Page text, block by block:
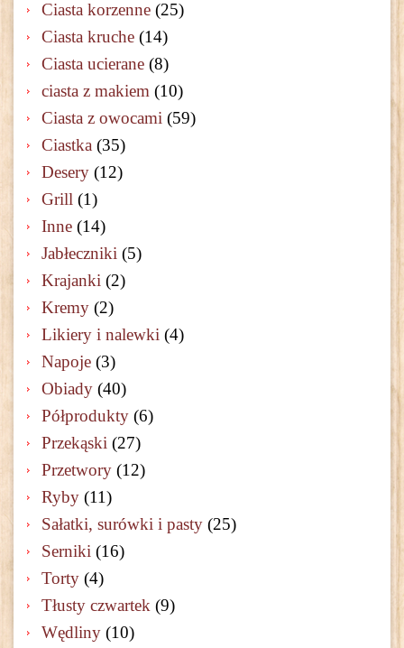
Ciasta korzenne (25)
Ciasta kruche (14)
Ciasta ucierane (8)
ciasta z makiem (10)
Ciasta z owocami (59)
Ciastka (35)
Desery (12)
Grill (1)
Inne (14)
Jabłeczniki (5)
Krajanki (2)
Kremy (2)
Likiery i nalewki (4)
Napoje (3)
Obiady (40)
Półprodukty (6)
Przekąski (27)
Przetwory (12)
Ryby (11)
Sałatki, surówki i pasty (25)
Serniki (16)
Torty (4)
Tłusty czwartek (9)
Wędliny (10)